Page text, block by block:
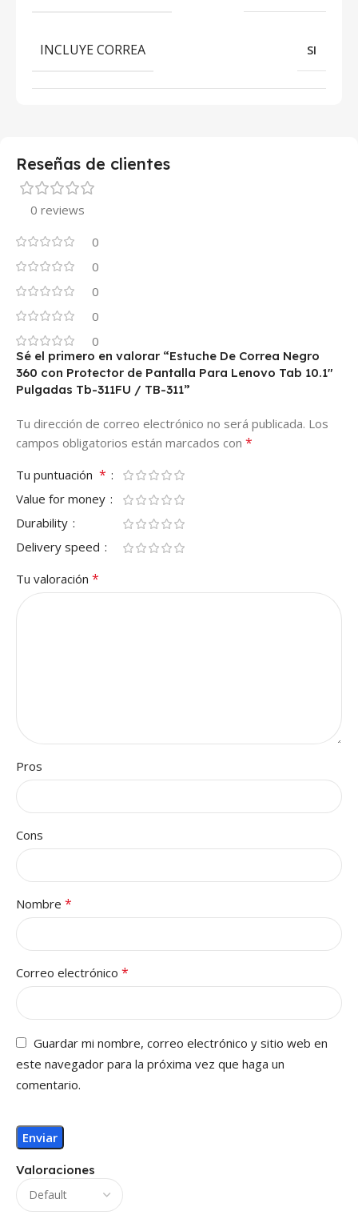
INCLUYE CORREA SI
Reseñas de clientes
0 reviews
0
0
0
0
0
Valoraciones
Sé el primero en valorar “Estuche De Correa Negro
360 con Protector de Pantalla Para Lenovo Tab 10.1″
Pulgadas Tb-311FU / TB-311”
Tu dirección de correo electrónico no será publicada. Los
campos obligatorios están marcados con *
Tu puntuación *
Value for money
Durability
Delivery speed
Tu valoración *
Pros
Cons
Nombre *
Correo electrónico *
Guardar mi nombre, correo electrónico y sitio web en
este navegador para la próxima vez que haga un
comentario.